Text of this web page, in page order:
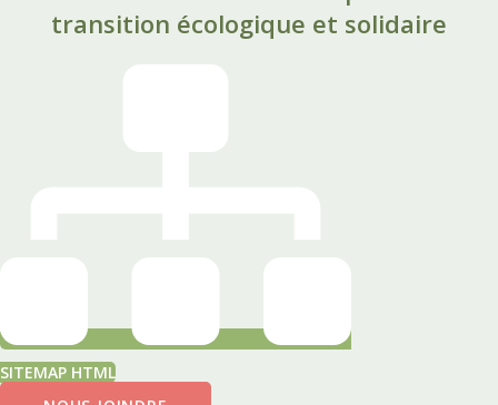
transition écologique et solidaire
SITEMAP HTML